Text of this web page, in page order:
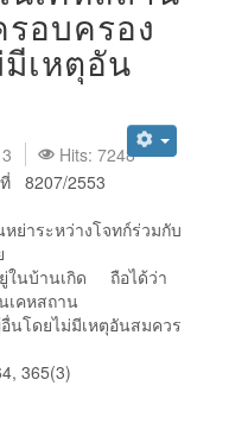
อบครอง
เหตุอัน
Hits: 7248
8207/2553
ย่าระหว่างโจทก์ร่วมกับ
ยู่ในบ้านเกิด ถือได้ว่า
เคหสถาน
นโดยไม่มีเหตุอันสมควร
365(3)